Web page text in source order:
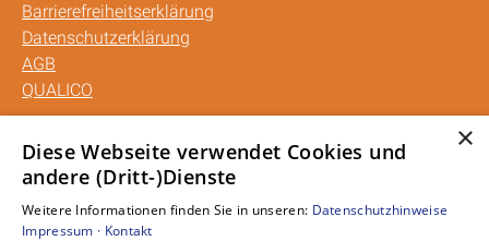
Barrierefreiheitserklärung
Datenschutzerklärung
AGB
QUALICO
Unsere Bereiche
Privatkunden
Gewerbekunden
Karriere
×
Diese Webseite verwendet Cookies und
andere (Dritt-)Dienste
Weitere Informationen finden Sie in unseren: Datenschutzhinweise
Impressum · Kontakt